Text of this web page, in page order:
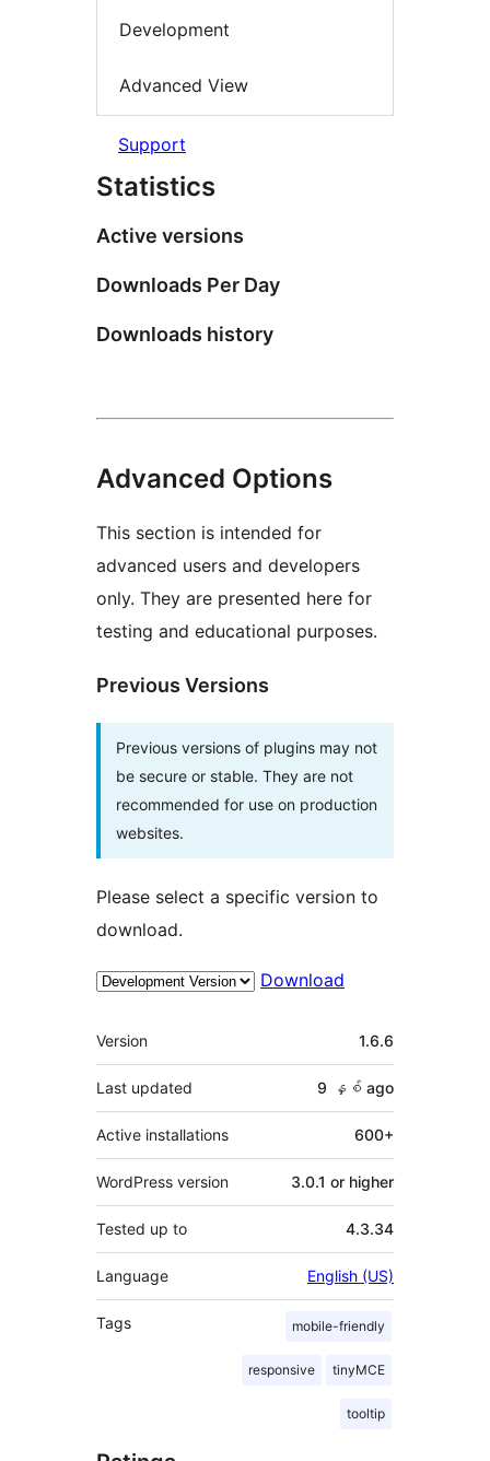
Development
Advanced View
Support
Statistics
Active versions
Downloads Per Day
Downloads history
Advanced Options
This section is intended for
advanced users and developers
only. They are presented here for
testing and educational purposes.
Previous Versions
Previous versions of plugins may not
be secure or stable. They are not
recommended for use on production
websites.
Please select a specific version to
download.
Download
Meta
Version 1.6.6
Last updated 9 နှစ် ago
Active installations 600+
WordPress version 3.0.1 or higher
Tested up to 4.3.34
Language English (US)
Tags mobile-friendly
responsive tinyMCE
tooltip